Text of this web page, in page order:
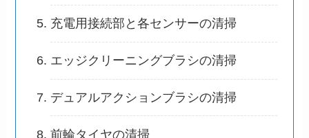
充電用接続部と各センサーの清掃
エッジクリーニングブラシの清掃
デュアルアクションブラシの清掃
前輪タイヤの清掃